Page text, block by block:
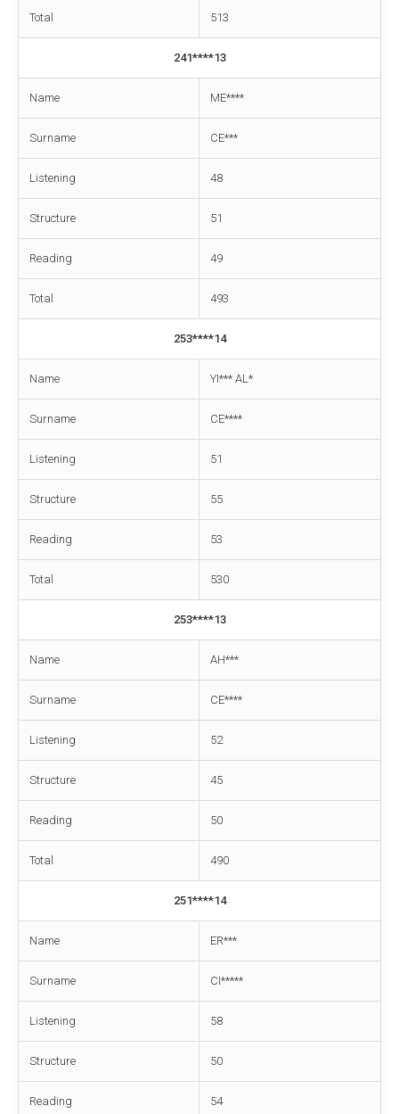
Total 513
241****13
Name ME****
Surname CE***
Listening 48
Structure 51
Reading 49
Total 493
253****14
Name YI*** AL*
Surname CE****
Listening 51
Structure 55
Reading 53
Total 530
253****13
Name AH***
Surname CE****
Listening 52
Structure 45
Reading 50
Total 490
251****14
Name ER***
Surname CI*****
Listening 58
Structure 50
Reading 54